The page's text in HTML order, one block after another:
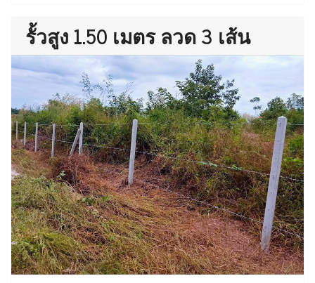
รั้วสูง 1.50 เมตร ลวด 3 เส้น